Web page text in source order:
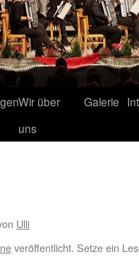
Wir über
uns
Galerie
Ulli
veröffentlicht. Setze ein